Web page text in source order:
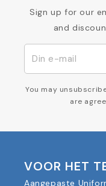
Sign up for our
and
You may
are
VOOR HET
Aangepaste